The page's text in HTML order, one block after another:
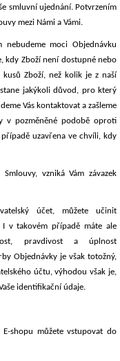
smluvní ujednání. Potvrzením
mezi Námi a Vámi.
moci Objednávku
kdy Zboží není dostupné nebo
Zboží, než kolik je z naší
jakýkoli důvod, pro který
Vás kontaktovat a zašleme
v pozměněné podobě oproti
uzavřena ve chvíli, kdy
vzniká Vám závazek
účet, můžete učinit
v takovém případě máte ale
pravdivost a úplnost
Objednávky je však totožný,
účtu, výhodou však je,
identifikační údaje.
E-shopu můžetevstupovat do